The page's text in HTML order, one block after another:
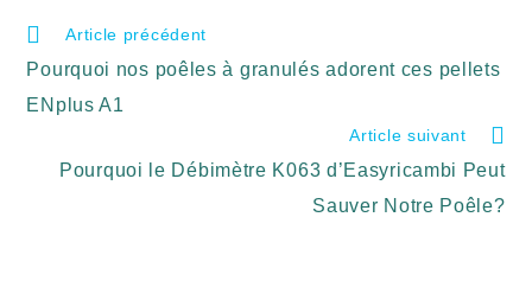
Article précédent
Pourquoi nos poêles à granulés adorent ces pellets
ENplus A1
Article suivant
Pourquoi le Débimètre K063 d’Easyricambi Peut
Sauver Notre Poêle?